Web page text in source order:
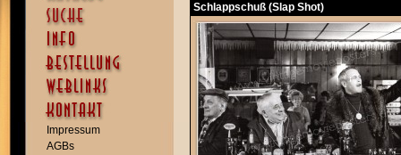
Impressum
AGBs
Schlappschuß (Slap Shot)